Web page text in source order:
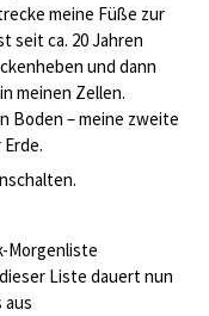
meine Füße zur
seit ca. 20 Jahren
und dann
meinen Zellen.
Boden – meine zweite
Morgenliste
Liste dauert nun
aus